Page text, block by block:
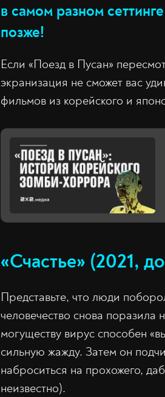
в самом разном
позже!
Если «Поезд в Пусан»
экранизация не сможет вас
фильмов из корейского и
«Счастье» (2021,
Представьте, что люди
человечество снова
могуществу вирус способен
сильную жажду. Затем он
наброситься на прохожего,
неизвестно).